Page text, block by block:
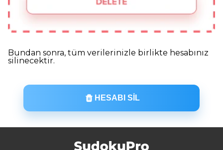
Bundan sonra, tüm verilerinizle birlikte hesabınız
silinecektir.
HESABI SIL